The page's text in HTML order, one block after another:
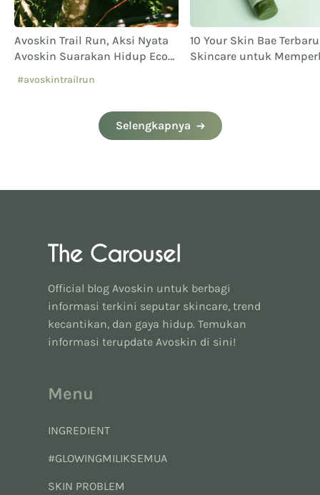
Avoskin Trail Run, Aksi Nyata
Avoskin Suarakan Hidup Eco
#avoskintrailrun
10 Your Skin Bae
Skincare untuk
Selengkapnya
Official blog Avoskin untuk berbagi
informasi terkini seputar skincare, trend
kecantikan, dan gaya hidup. Temukan
informasi terupdate Avoskin di sini!
Menu
INGREDIENT
#GLOWINGMILIKSEMUA
SKIN PROBLEM